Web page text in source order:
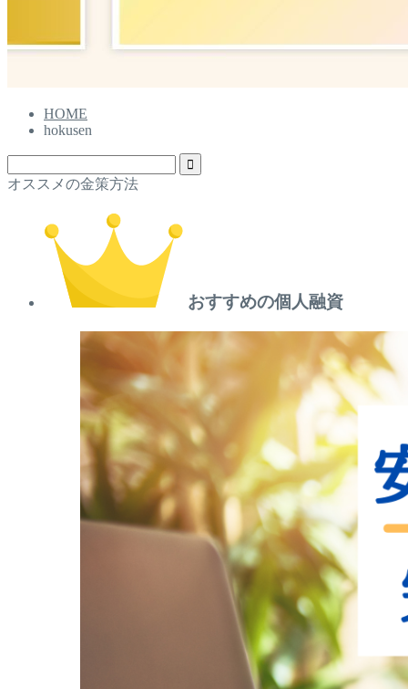
HOME
hokusen
オススメの金策方法
おすすめの個人融資